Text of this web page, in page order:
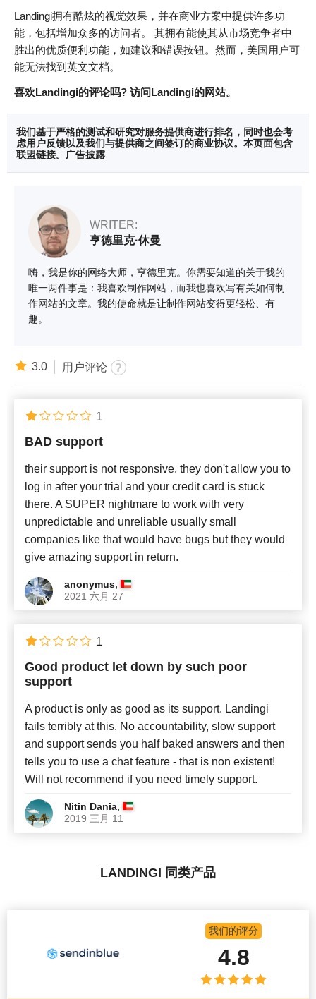
Landingi拥有酷炫的视觉效果，并在商业方案中提供许多功
能，包括增加众多的访问者。 其拥有能使其从市场竞争者中
胜出的优质便利功能，如建议和错误按钮。然而，美国用户可
能无法找到英文文档。
喜欢Landingi的评论吗? 访问Landingi的网站。
我们基于严格的测试和研究对服务提供商进行排名，同时也会考
虑用户反馈以及我们与提供商之间签订的商业协议。本页面包含
联盟链接。 广告披露
WRITER:
亨德里克·休曼
嗨，我是你的网络大师，亨德里克。你需要知道的关于我的
唯一两件事是：我喜欢制作网站，而我也喜欢写有关如何制
作网站的文章。我的使命就是让制作网站变得更轻松、有
趣。
3.0 用户评论
BAD support
their support is not responsive. they don't allow you to
log in after your trial and your credit card is stuck
there. A SUPER nightmare to work with very
unpredictable and unreliable usually small
companies like that would have bugs but they would
give amazing support in return.
anonymus,
2021 六月 27
1
Good product let down by such poor
support
A product is only as good as its support. Landingi
fails terribly at this. No accountability, slow support
and support sends you half baked answers and then
tells you to use a chat feature - that is non existent!
Will not recommend if you need timely support.
Nitin Dania,
2019 三月 11
1
LANDINGI 同类产品
我们的评分
4.8